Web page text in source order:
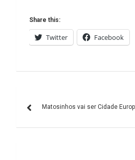
Share this:
Twitter Facebook
de
Matosinhos vai ser Cidade